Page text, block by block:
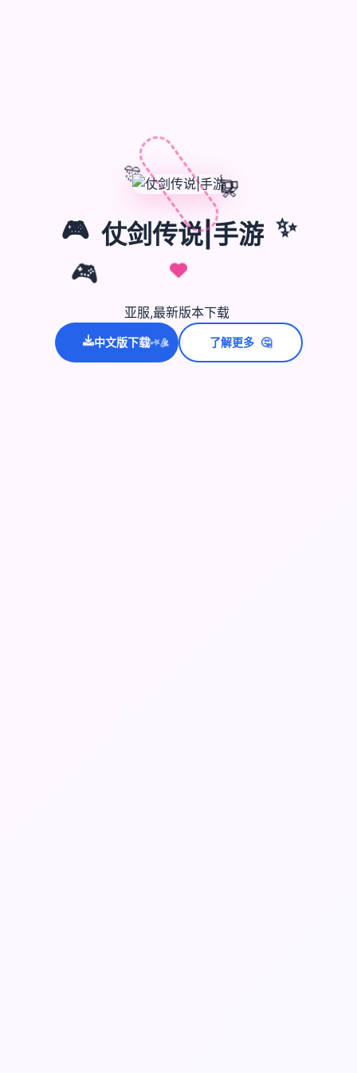
🎮
🎮 仗剑传说|手游 ✨
亚服,最新版本下载
中文版下载✨⭐💫 了解更多 🤔
🎈
🎊
🎁